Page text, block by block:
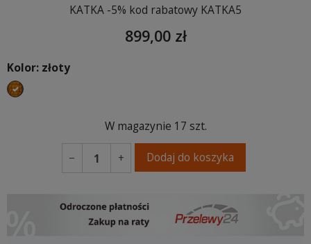
KATKA -5% kod rabatowy KATKA5
899,00 zł
Kolor: złoty
złoty
W magazynie 17 szt.
− + Dodaj do koszyka